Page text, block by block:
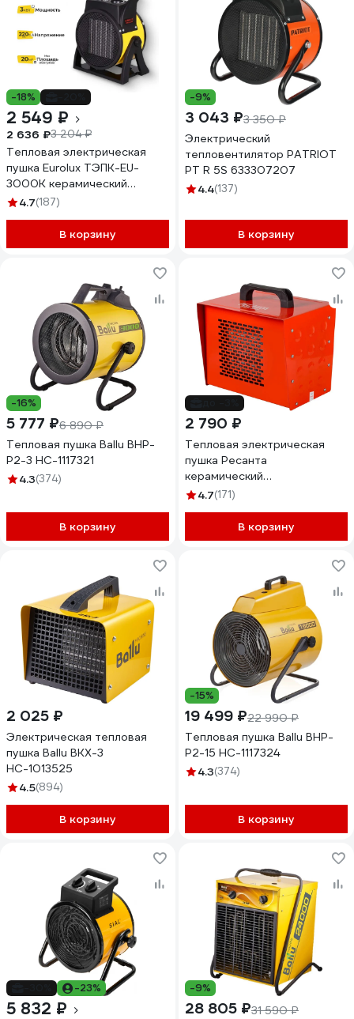
-18%
2 549 ₽
2 636 ₽3 204 ₽
Тепловая электрическая
пушка Eurolux ТЭПК-EU-
3000K керамический
нагревательный элемент,
4.7(187)
В корзину
-9%
3 043 ₽3 350 ₽
Электрический
тепловентилятор PATRIOT
PT R 5S 633307207
4.4(137)
В корзину
-16%
5 777 ₽6 890 ₽
Тепловая пушка Ballu BHP-
P2-3 НС-1117321
4.3(374)
В корзину
2 790 ₽
Тепловая электрическая
пушка Ресанта
керамический
нагревательный элемент
4.7(171)
В корзину
2 025 ₽
Электрическая тепловая
пушка Ballu BKX-3
НС-1013525
4.5(894)
В корзину
-15%
19 499 ₽22 990 ₽
Тепловая пушка Ballu BHP-
P2-15 НС-1117324
4.3(374)
В корзину
-23%
5 832 ₽
-9%
28 805 ₽31 590 ₽